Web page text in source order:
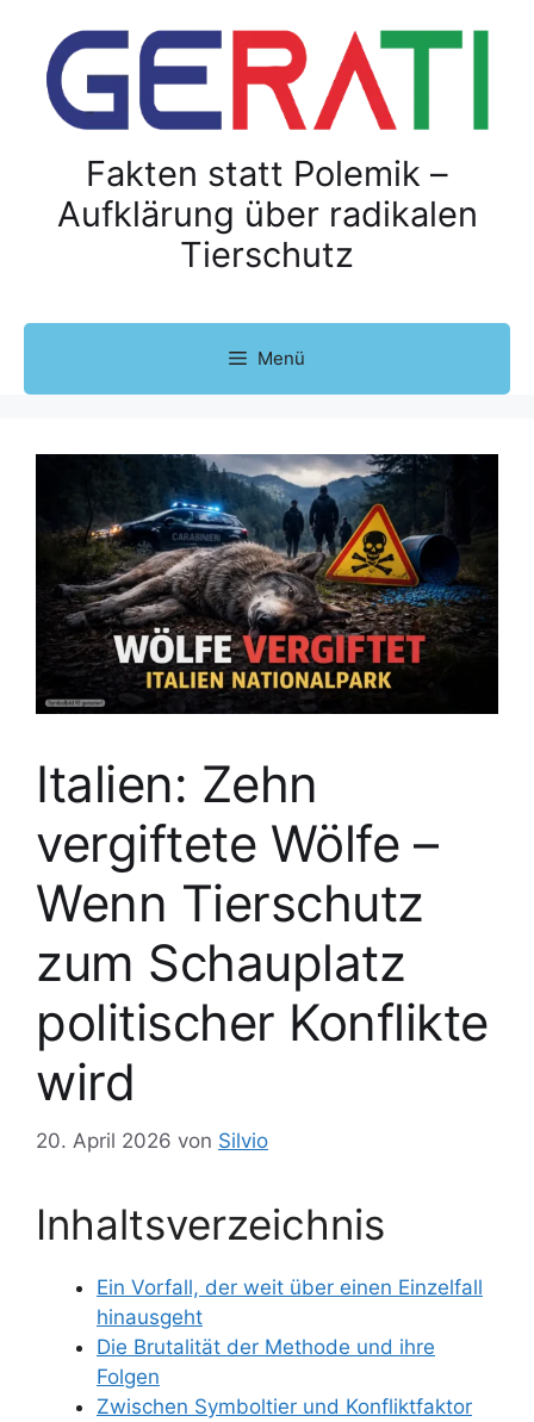
Fakten statt Polemik –
Aufklärung über radikalen
Tierschutz
Menü
Italien: Zehn
vergiftete Wölfe –
Wenn Tierschutz
zum Schauplatz
politischer Konflikte
wird
20. April 2026 von Silvio
Inhaltsverzeichnis
Ein Vorfall, der weit über einen Einzelfall
hinausgeht
Die Brutalität der Methode und ihre
Folgen
Zwischen Symboltier und Konfliktfaktor